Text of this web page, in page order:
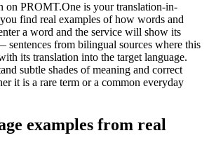
on PROMT.One is your translation-in-
find real examples of how words and
a word and the service will show its
sentences from bilingual sources where this
its translation into the target language.
subtle shades of meaning and correct
it is a rare term or a common everyday
examples from real